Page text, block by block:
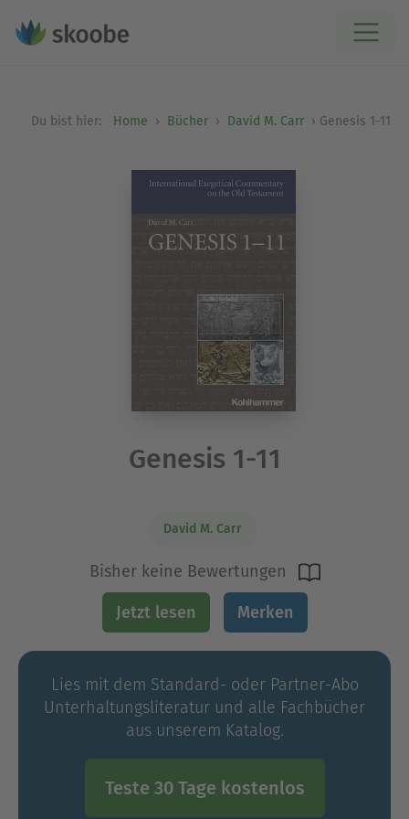
Du bist hier: Home Bücher David M. Carr Genesis 1-11
Genesis 1-11
David M. Carr
Bisher keine Bewertungen
Jetzt lesen Merken
Lies mit dem Standard- oder Partner-Abo
Unterhaltungs­literatur und alle Fachbücher
aus unserem Katalog.
Teste 30 Tage kostenlos